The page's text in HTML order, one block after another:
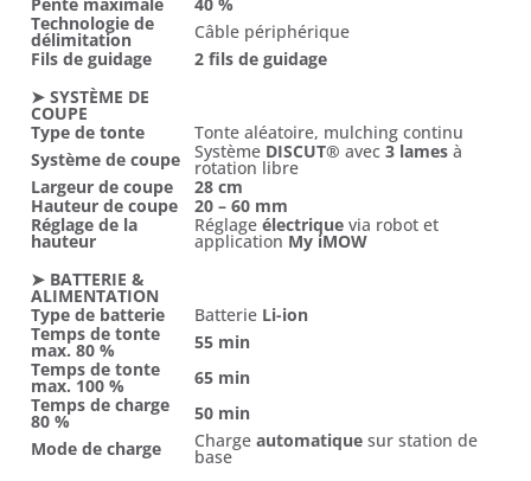
Technologie de
délimitation
Câble périphérique
Fils de guidage
2 fils de guidage
➤ SYSTÈME DE
COUPE
Type de tonte
Tonte aléatoire, mulching continu
Système de coupe
Système DISCUT® avec 3 lames à
rotation libre
Largeur de coupe
28 cm
Hauteur de coupe
20 – 60 mm
Réglage de la
hauteur
Réglage électrique via robot et
application My iMOW
➤ BATTERIE &
ALIMENTATION
Type de batterie
Batterie Li-ion
Temps de tonte
max. 80 %
55 min
Temps de tonte
max. 100 %
65 min
Temps de charge
80 %
50 min
Mode de charge
Charge automatique sur station de
base